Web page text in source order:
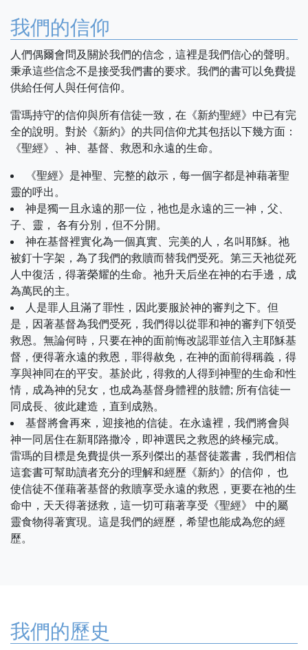
我們的信仰
人們偶爾會問及關於我們的信念，這裡是我們信心的聲明。
秉承這些信念不是接受我們書的要求。我們的書可以免費提
供給任何人與任何信仰。
雷瑪持守的信仰與所有信徒一致，在《新約聖經》中已有完
全的說明。對於《新約》的共同信仰尤其包括以下幾方面：
《聖經》、神、基督、救恩和永遠的生命。
《聖經》是神聖、完整的啟示，每一個字都是神藉著聖
靈的呼出。
神是獨一且永遠的那一位，祂也是永遠的三一神，父、
子、靈， 各有分別，但不分開。
神在基督裡實化為一個真實、完美的人，名叫耶穌。祂
被釘十字架，為了我們的救贖而替我們受死。第三天祂從死
人中復活，得著榮耀的生命。祂升天后坐在神的右手邊，成
為萬民的主。
人是罪人且滿了罪性，因此要服於神的審判之下。但
是，因著基督為我們受死，我們得以從罪和神的審判下領受
救恩。無論何時，只要在神的面前悔改認罪並信入主耶穌基
督，便得著永遠的救恩，罪得赦免，在神的面前得稱義，得
享與神同在的平安。基於此，得救的人得到神聖的生命和性
情，成為神的兒女，也成為基督身體裡的肢體; 所有信徒一
同成長、彼此建造，直到成熟。
基督將會再來，迎接祂的信徒。在永遠裡，我們將會與
神一同居住在新耶路撒冷，即神選民之救恩的終極完成。
雷瑪的目標是免費提供一系列傑出的基督徒叢書，我們相信
這套書可幫助讀者充分的理解和經歷《新約》的信仰， 也
使信徒不僅藉著基督的救贖享受永遠的救恩，更要在祂的生
命中，天天得著拯救，這一切可藉著享受《聖經》 中的屬
靈食物得著實現。這是我們的經歷，希望也能成為您的經
歷。
我們的歷史